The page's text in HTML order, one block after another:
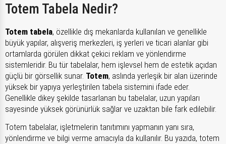
Totem Tabela Nedir?
Totem tabela, özellikle dış mekanlarda kullanılan ve genellikle
büyük yapılar, alışveriş merkezleri, iş yerleri ve ticari alanlar gibi
ortamlarda görülen dikkat çekici reklam ve yönlendirme
sistemleridir. Bu tür tabelalar, hem işlevsel hem de estetik açıdan
güçlü bir görsellik sunar. Totem, aslında yerleşik bir alan üzerinde
yüksek bir yapıya yerleştirilen tabela sistemini ifade eder.
Genellikle dikey şekilde tasarlanan bu tabelalar, uzun yapıları
sayesinde yüksek görünürlük sağlar ve uzaktan bile fark edilebilir.
Totem tabelalar, işletmelerin tanıtımını yapmanın yanı sıra,
yönlendirme ve bilgi verme amacıyla da kullanılır. Bu yazıda, totem